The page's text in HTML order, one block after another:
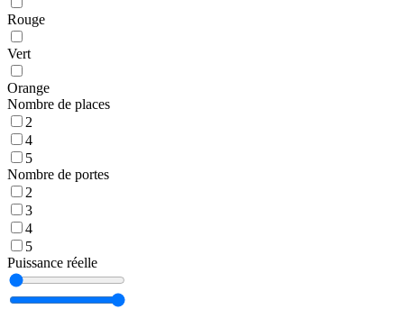
Rouge
Vert
Orange
Nombre de places
2
4
5
Nombre de portes
2
3
4
5
Puissance réelle